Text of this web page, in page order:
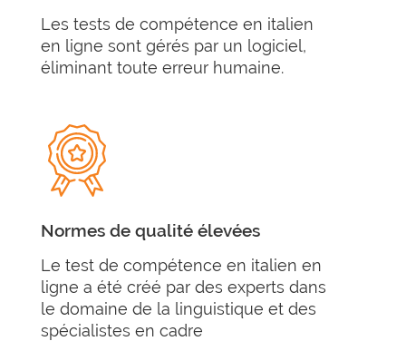
Les tests de compétence en italien
en ligne sont gérés par un logiciel,
éliminant toute erreur humaine.
Normes de qualité élevées
Le test de compétence en italien en
ligne a été créé par des experts dans
le domaine de la linguistique et des
spécialistes en cadre